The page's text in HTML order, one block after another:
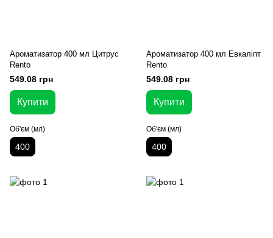
Ароматизатор 400 мл Цитрус
Rento
549.08 грн
Купити
Об'єм (мл)
400
Ароматизатор 400 мл Евкаліпт
Rento
549.08 грн
Купити
Об'єм (мл)
400